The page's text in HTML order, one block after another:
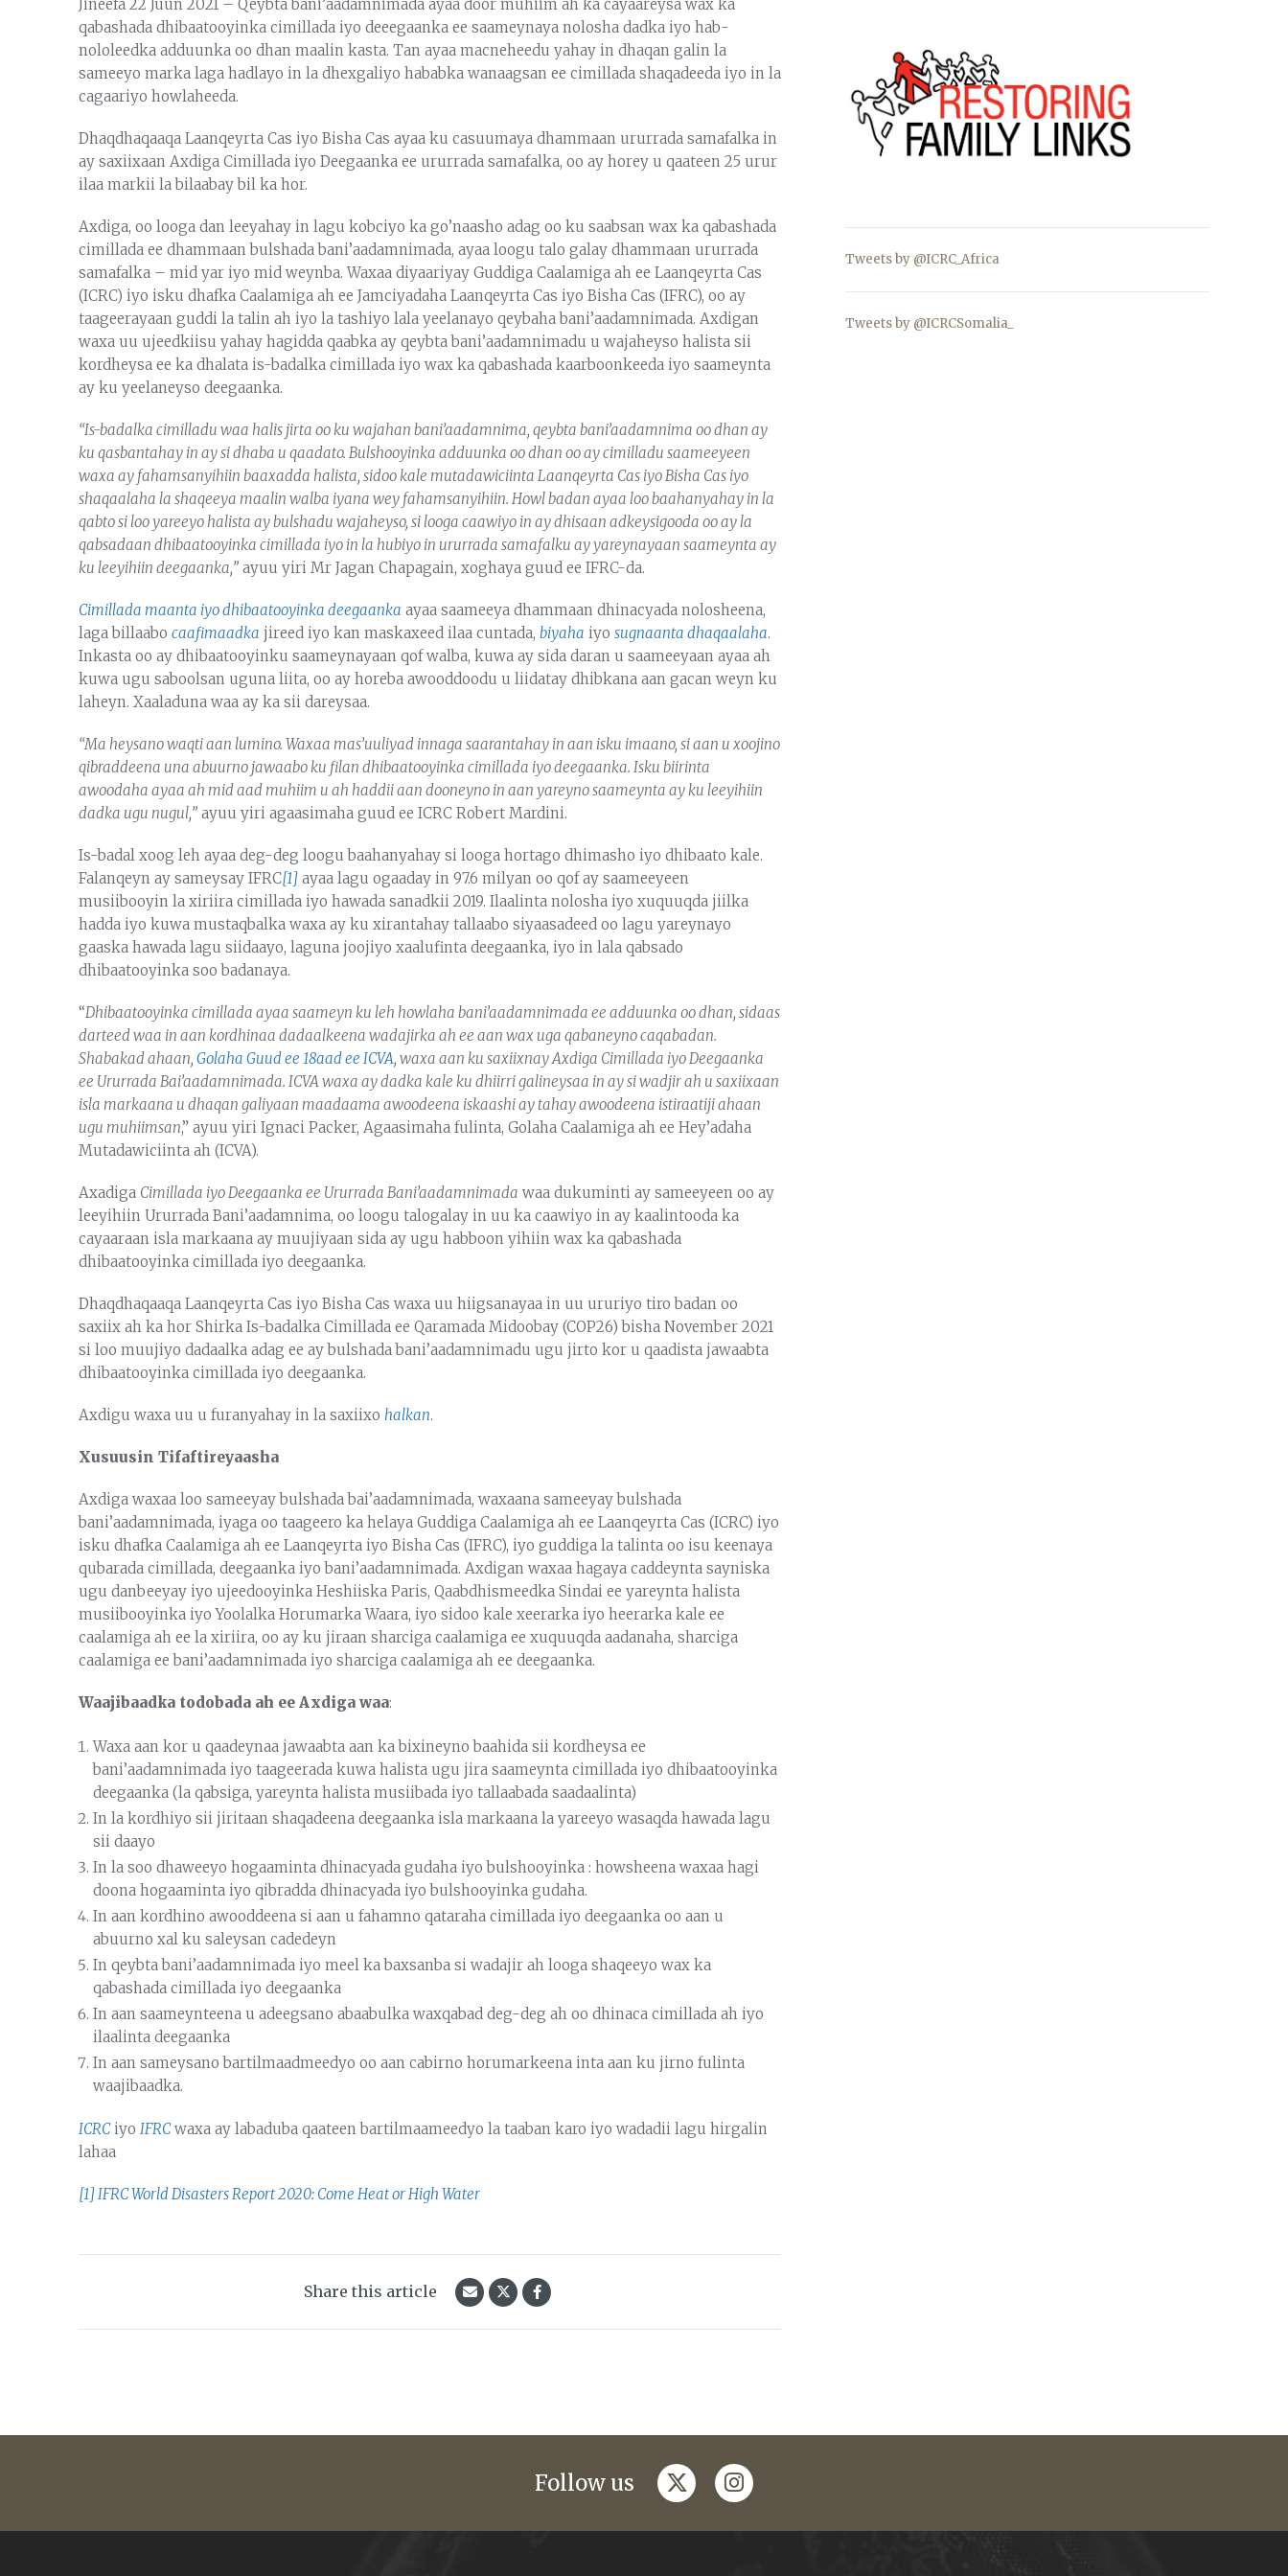
Jineefa 22 Juun 2021 – Qeybta bani’aadamnimada ayaa door muhiim ah ka cayaareysa wax ka
qabashada dhibaatooyinka cimillada iyo deeegaanka ee saameynaya nolosha dadka iyo hab-
nololeedka adduunka oo dhan maalin kasta. Tan ayaa macneheedu yahay in dhaqan galin la
sameeyo marka laga hadlayo in la dhexgaliyo hababka wanaagsan ee cimillada shaqadeeda iyo in la
cagaariyo howlaheeda.
Dhaqdhaqaaqa Laanqeyrta Cas iyo Bisha Cas ayaa ku casuumaya dhammaan ururrada samafalka in
ay saxiixaan Axdiga Cimillada iyo Deegaanka ee ururrada samafalka, oo ay horey u qaateen 25 urur
ilaa markii la bilaabay bil ka hor.
Axdiga, oo looga dan leeyahay in lagu kobciyo ka go’naasho adag oo ku saabsan wax ka qabashada
cimillada ee dhammaan bulshada bani’aadamnimada, ayaa loogu talo galay dhammaan ururrada
samafalka – mid yar iyo mid weynba. Waxaa diyaariyay Guddiga Caalamiga ah ee Laanqeyrta Cas
(ICRC) iyo isku dhafka Caalamiga ah ee Jamciyadaha Laanqeyrta Cas iyo Bisha Cas (IFRC), oo ay
taageerayaan guddi la talin ah iyo la tashiyo lala yeelanayo qeybaha bani’aadamnimada. Axdigan
waxa uu ujeedkiisu yahay hagidda qaabka ay qeybta bani’aadamnimadu u wajaheyso halista sii
kordheysa ee ka dhalata is-badalka cimillada iyo wax ka qabashada kaarboonkeeda iyo saameynta
ay ku yeelaneyso deegaanka.
“Is-badalka cimilladu waa halis jirta oo ku wajahan bani’aadamnima, qeybta bani’aadamnima oo dhan ay
ku qasbantahay in ay si dhaba u qaadato. Bulshooyinka adduunka oo dhan oo ay cimilladu saameeyeen
waxa ay fahamsanyihiin baaxadda halista, sidoo kale mutadawiciinta Laanqeyrta Cas iyo Bisha Cas iyo
shaqaalaha la shaqeeya maalin walba iyana wey fahamsanyihiin. Howl badan ayaa loo baahanyahay in la
qabto si loo yareeyo halista ay bulshadu wajaheyso, si looga caawiyo in ay dhisaan adkeysigooda oo ay la
qabsadaan dhibaatooyinka cimillada iyo in la hubiyo in ururrada samafalku ay yareynayaan saameynta ay
ku leeyihiin deegaanka,” ayuu yiri Mr Jagan Chapagain, xoghaya guud ee IFRC-da.
Cimillada maanta iyo dhibaatooyinka deegaanka ayaa saameeya dhammaan dhinacyada nolosheena,
laga billaabo caafimaadka jireed iyo kan maskaxeed ilaa cuntada, biyaha iyo sugnaanta dhaqaalaha.
Inkasta oo ay dhibaatooyinku saameynayaan qof walba, kuwa ay sida daran u saameeyaan ayaa ah
kuwa ugu saboolsan uguna liita, oo ay horeba awooddoodu u liidatay dhibkana aan gacan weyn ku
laheyn. Xaaladuna waa ay ka sii dareysaa.
“Ma heysano waqti aan lumino. Waxaa mas’uuliyad innaga saarantahay in aan isku imaano, si aan u xoojino
qibraddeena una abuurno jawaabo ku filan dhibaatooyinka cimillada iyo deegaanka. Isku biirinta
awoodaha ayaa ah mid aad muhiim u ah haddii aan dooneyno in aan yareyno saameynta ay ku leeyihiin
dadka ugu nugul,” ayuu yiri agaasimaha guud ee ICRC Robert Mardini.
Is-badal xoog leh ayaa deg-deg loogu baahanyahay si looga hortago dhimasho iyo dhibaato kale.
Falanqeyn ay sameysay IFRC[1] ayaa lagu ogaaday in 97.6 milyan oo qof ay saameeyeen
musiibooyin la xiriira cimillada iyo hawada sanadkii 2019. Ilaalinta nolosha iyo xuquuqda jiilka
hadda iyo kuwa mustaqbalka waxa ay ku xirantahay tallaabo siyaasadeed oo lagu yareynayo
gaaska hawada lagu siidaayo, laguna joojiyo xaalufinta deegaanka, iyo in lala qabsado
dhibaatooyinka soo badanaya.
“Dhibaatooyinka cimillada ayaa saameyn ku leh howlaha bani’aadamnimada ee adduunka oo dhan, sidaas
darteed waa in aan kordhinaa dadaalkeena wadajirka ah ee aan wax uga qabaneyno caqabadan.
Shabakad ahaan, Golaha Guud ee 18aad ee ICVA, waxa aan ku saxiixnay Axdiga Cimillada iyo Deegaanka
ee Ururrada Bai’aadamnimada. ICVA waxa ay dadka kale ku dhiirri galineysaa in ay si wadjir ah u saxiixaan
isla markaana u dhaqan galiyaan maadaama awoodeena iskaashi ay tahay awoodeena istiraatiji ahaan
ugu muhiimsan,” ayuu yiri Ignaci Packer, Agaasimaha fulinta, Golaha Caalamiga ah ee Hey’adaha
Mutadawiciinta ah (ICVA).
Axadiga Cimillada iyo Deegaanka ee Ururrada Bani’aadamnimada waa dukuminti ay sameeyeen oo ay
leeyihiin Ururrada Bani’aadamnima, oo loogu talogalay in uu ka caawiyo in ay kaalintooda ka
cayaaraan isla markaana ay muujiyaan sida ay ugu habboon yihiin wax ka qabashada
dhibaatooyinka cimillada iyo deegaanka.
Dhaqdhaqaaqa Laanqeyrta Cas iyo Bisha Cas waxa uu hiigsanayaa in uu ururiyo tiro badan oo
saxiix ah ka hor Shirka Is-badalka Cimillada ee Qaramada Midoobay (COP26) bisha November 2021
si loo muujiyo dadaalka adag ee ay bulshada bani’aadamnimadu ugu jirto kor u qaadista jawaabta
dhibaatooyinka cimillada iyo deegaanka.
Axdigu waxa uu u furanyahay in la saxiixo halkan.
Xusuusin Tifaftireyaasha
Axdiga waxaa loo sameeyay bulshada bai’aadamnimada, waxaana sameeyay bulshada
bani’aadamnimada, iyaga oo taageero ka helaya Guddiga Caalamiga ah ee Laanqeyrta Cas (ICRC) iyo
isku dhafka Caalamiga ah ee Laanqeyrta iyo Bisha Cas (IFRC), iyo guddiga la talinta oo isu keenaya
qubarada cimillada, deegaanka iyo bani’aadamnimada. Axdigan waxaa hagaya caddeynta sayniska
ugu danbeeyay iyo ujeedooyinka Heshiiska Paris, Qaabdhismeedka Sindai ee yareynta halista
musiibooyinka iyo Yoolalka Horumarka Waara, iyo sidoo kale xeerarka iyo heerarka kale ee
caalamiga ah ee la xiriira, oo ay ku jiraan sharciga caalamiga ee xuquuqda aadanaha, sharciga
caalamiga ee bani’aadamnimada iyo sharciga caalamiga ah ee deegaanka.
Waajibaadka todobada ah ee Axdiga waa:
Waxa aan kor u qaadeynaa jawaabta aan ka bixineyno baahida sii kordheysa ee
bani’aadamnimada iyo taageerada kuwa halista ugu jira saameynta cimillada iyo dhibaatooyinka
deegaanka (la qabsiga, yareynta halista musiibada iyo tallaabada saadaalinta)
In la kordhiyo sii jiritaan shaqadeena deegaanka isla markaana la yareeyo wasaqda hawada lagu
sii daayo
In la soo dhaweeyo hogaaminta dhinacyada gudaha iyo bulshooyinka : howsheena waxaa hagi
doona hogaaminta iyo qibradda dhinacyada iyo bulshooyinka gudaha.
In aan kordhino awooddeena si aan u fahamno qataraha cimillada iyo deegaanka oo aan u
abuurno xal ku saleysan cadedeyn
In qeybta bani’aadamnimada iyo meel ka baxsanba si wadajir ah looga shaqeeyo wax ka
qabashada cimillada iyo deegaanka
In aan saameynteena u adeegsano abaabulka waxqabad deg-deg ah oo dhinaca cimillada ah iyo
ilaalinta deegaanka
In aan sameysano bartilmaadmeedyo oo aan cabirno horumarkeena inta aan ku jirno fulinta
waajibaadka.
ICRCiyo IFRCwaxa ay labaduba qaateen bartilmaameedyo la taaban karo iyo wadadii lagu hirgalin
lahaa
[1] IFRC World Disasters Report 2020: Come Heat or High Water
Share this article
Tweets by @ICRC_Africa
Tweets by @ICRCSomalia_
Follow us twitterinstagram